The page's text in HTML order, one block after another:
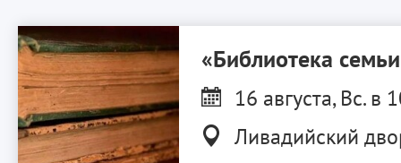
«Библиотека
16 августа, Вс. в
Ливадийский